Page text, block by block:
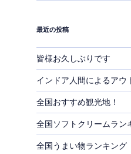
最近の投稿
皆様お久しぶりです
インドア人間によるアウ
全国おすすめ観光地！
全国ソフトクリームラン
全国うまい物ランキング